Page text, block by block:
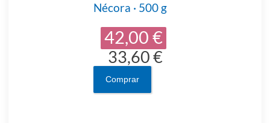
Nécora · 500 g
42,00 €
33,60 €
Comprar